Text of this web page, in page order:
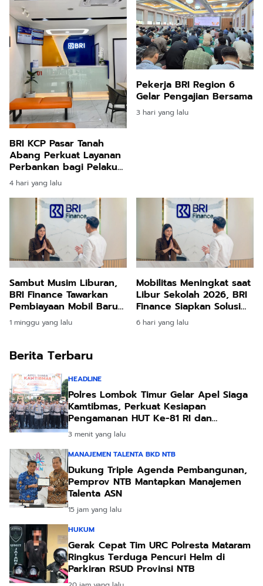
BRI KCP Pasar Tanah
Abang Perkuat Layanan
Perbankan bagi Pelaku
Usaha dan Pengunjung
Pusat Grosir Terbesar di
Indonesia
4 hari yang lalu
Pekerja BRI Region 6
Gelar Pengajian Bersama
3 hari yang lalu
Sambut Musim Liburan,
BRI Finance Tawarkan
Pembiayaan Mobil Baru
Ringan dan Fleksibel
1 minggu yang lalu
Mobilitas Meningkat saat
Libur Sekolah 2026, BRI
Finance Siapkan Solusi
Dana Tunai
6 hari yang lalu
Berita Terbaru
HEADLINE
Polres Lombok Timur Gelar Apel Siaga
Kamtibmas, Perkuat Kesiapan
Pengamanan HUT Ke-81 RI dan
Kunjungan Kapolri
3 menit yang lalu
MANAJEMEN TALENTA BKD NTB
Dukung Triple Agenda Pembangunan,
Pemprov NTB Mantapkan Manajemen
Talenta ASN
15 jam yang lalu
HUKUM
Gerak Cepat Tim URC Polresta Mataram
Ringkus Terduga Pencuri Helm di
Parkiran RSUD Provinsi NTB